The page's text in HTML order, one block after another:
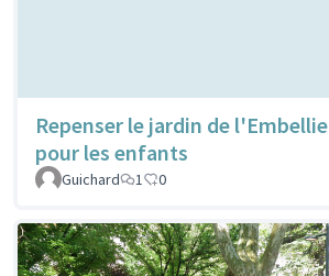
Repenser le jardin de l'Embellie
pour les enfants
Guichard
1 0